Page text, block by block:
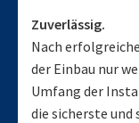
Zuverlässig.
Nach
der Einbau nur
Umfang der
die sicherste